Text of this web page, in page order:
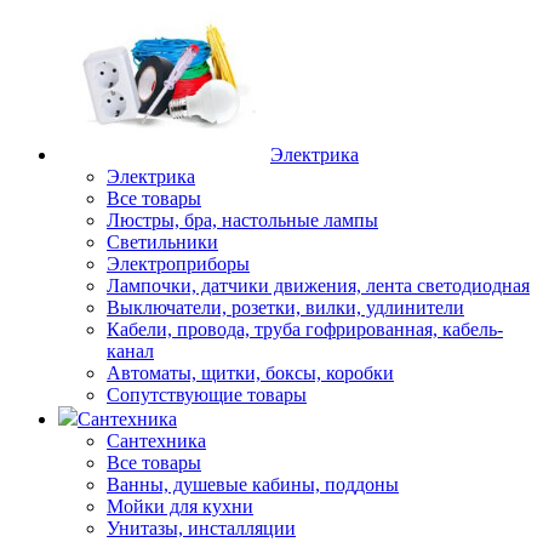
Электрика
Электрика
Все товары
Люстры, бра, настольные лампы
Светильники
Электроприборы
Лампочки, датчики движения, лента светодиодная
Выключатели, розетки, вилки, удлинители
Кабели, провода, труба гофрированная, кабель-
канал
Автоматы, щитки, боксы, коробки
Сопутствующие товары
Сантехника
Сантехника
Все товары
Ванны, душевые кабины, поддоны
Мойки для кухни
Унитазы, инсталляции